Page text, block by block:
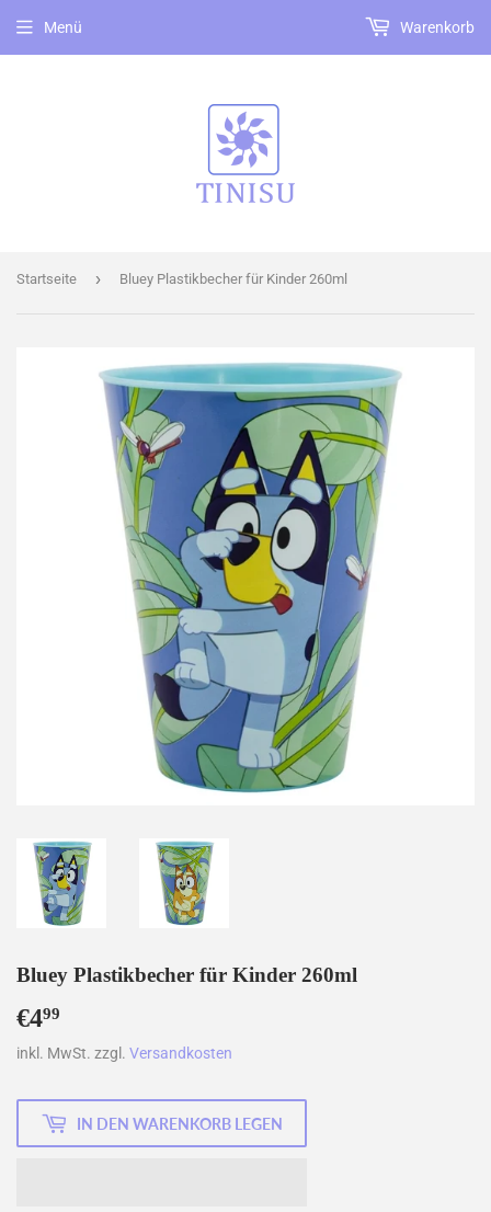
Menü Warenkorb
Startseite › Bluey Plastikbecher für Kinder 260ml
Bluey Plastikbecher für Kinder 260ml
€499
inkl. MwSt. zzgl. Versandkosten
IN DEN WARENKORB LEGEN